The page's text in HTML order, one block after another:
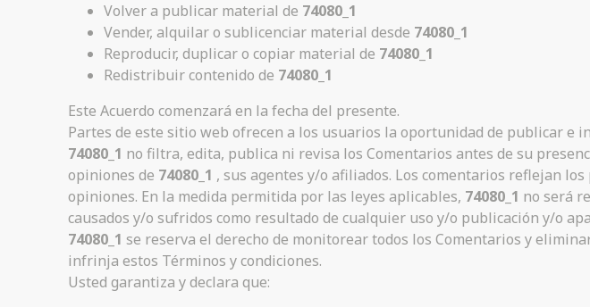
Volver a publicar material de 74080_1
Vender, alquilar o sublicenciar material desde 74080_1
Reproducir, duplicar o copiar material de 74080_1
Redistribuir contenido de 74080_1
Este Acuerdo comenzará en la fecha del presente.
Partes de este sitio web ofrecen a los usuarios la oportunidad de publicar
74080_1 no filtra, edita, publica ni revisa los Comentarios antes de su
opiniones de 74080_1 , sus agentes y/o afiliados. Los comentarios reflejan
opiniones. En la medida permitida por las leyes aplicables, 74080_1 no será
causados y/o sufridos como resultado de cualquier uso y/o publicación y/o
74080_1 se reserva el derecho de monitorear todos los Comentarios y
infrinja estos Términos y condiciones.
Usted garantiza y declara que: